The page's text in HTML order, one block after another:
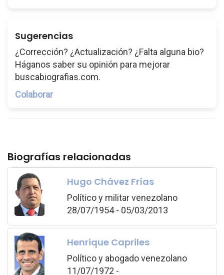
Sugerencias
¿Corrección? ¿Actualización? ¿Falta alguna bio?
Háganos saber su opinión para mejorar
buscabiografias.com.
Colaborar
Biografías relacionadas
Hugo Chávez Frías
Político y militar venezolano
28/07/1954 - 05/03/2013
Henrique Capriles
Político y abogado venezolano
11/07/1972 -